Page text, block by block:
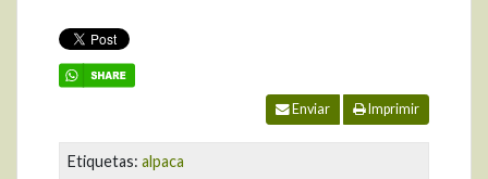
Enviar Imprimir
Etiquetas: alpaca